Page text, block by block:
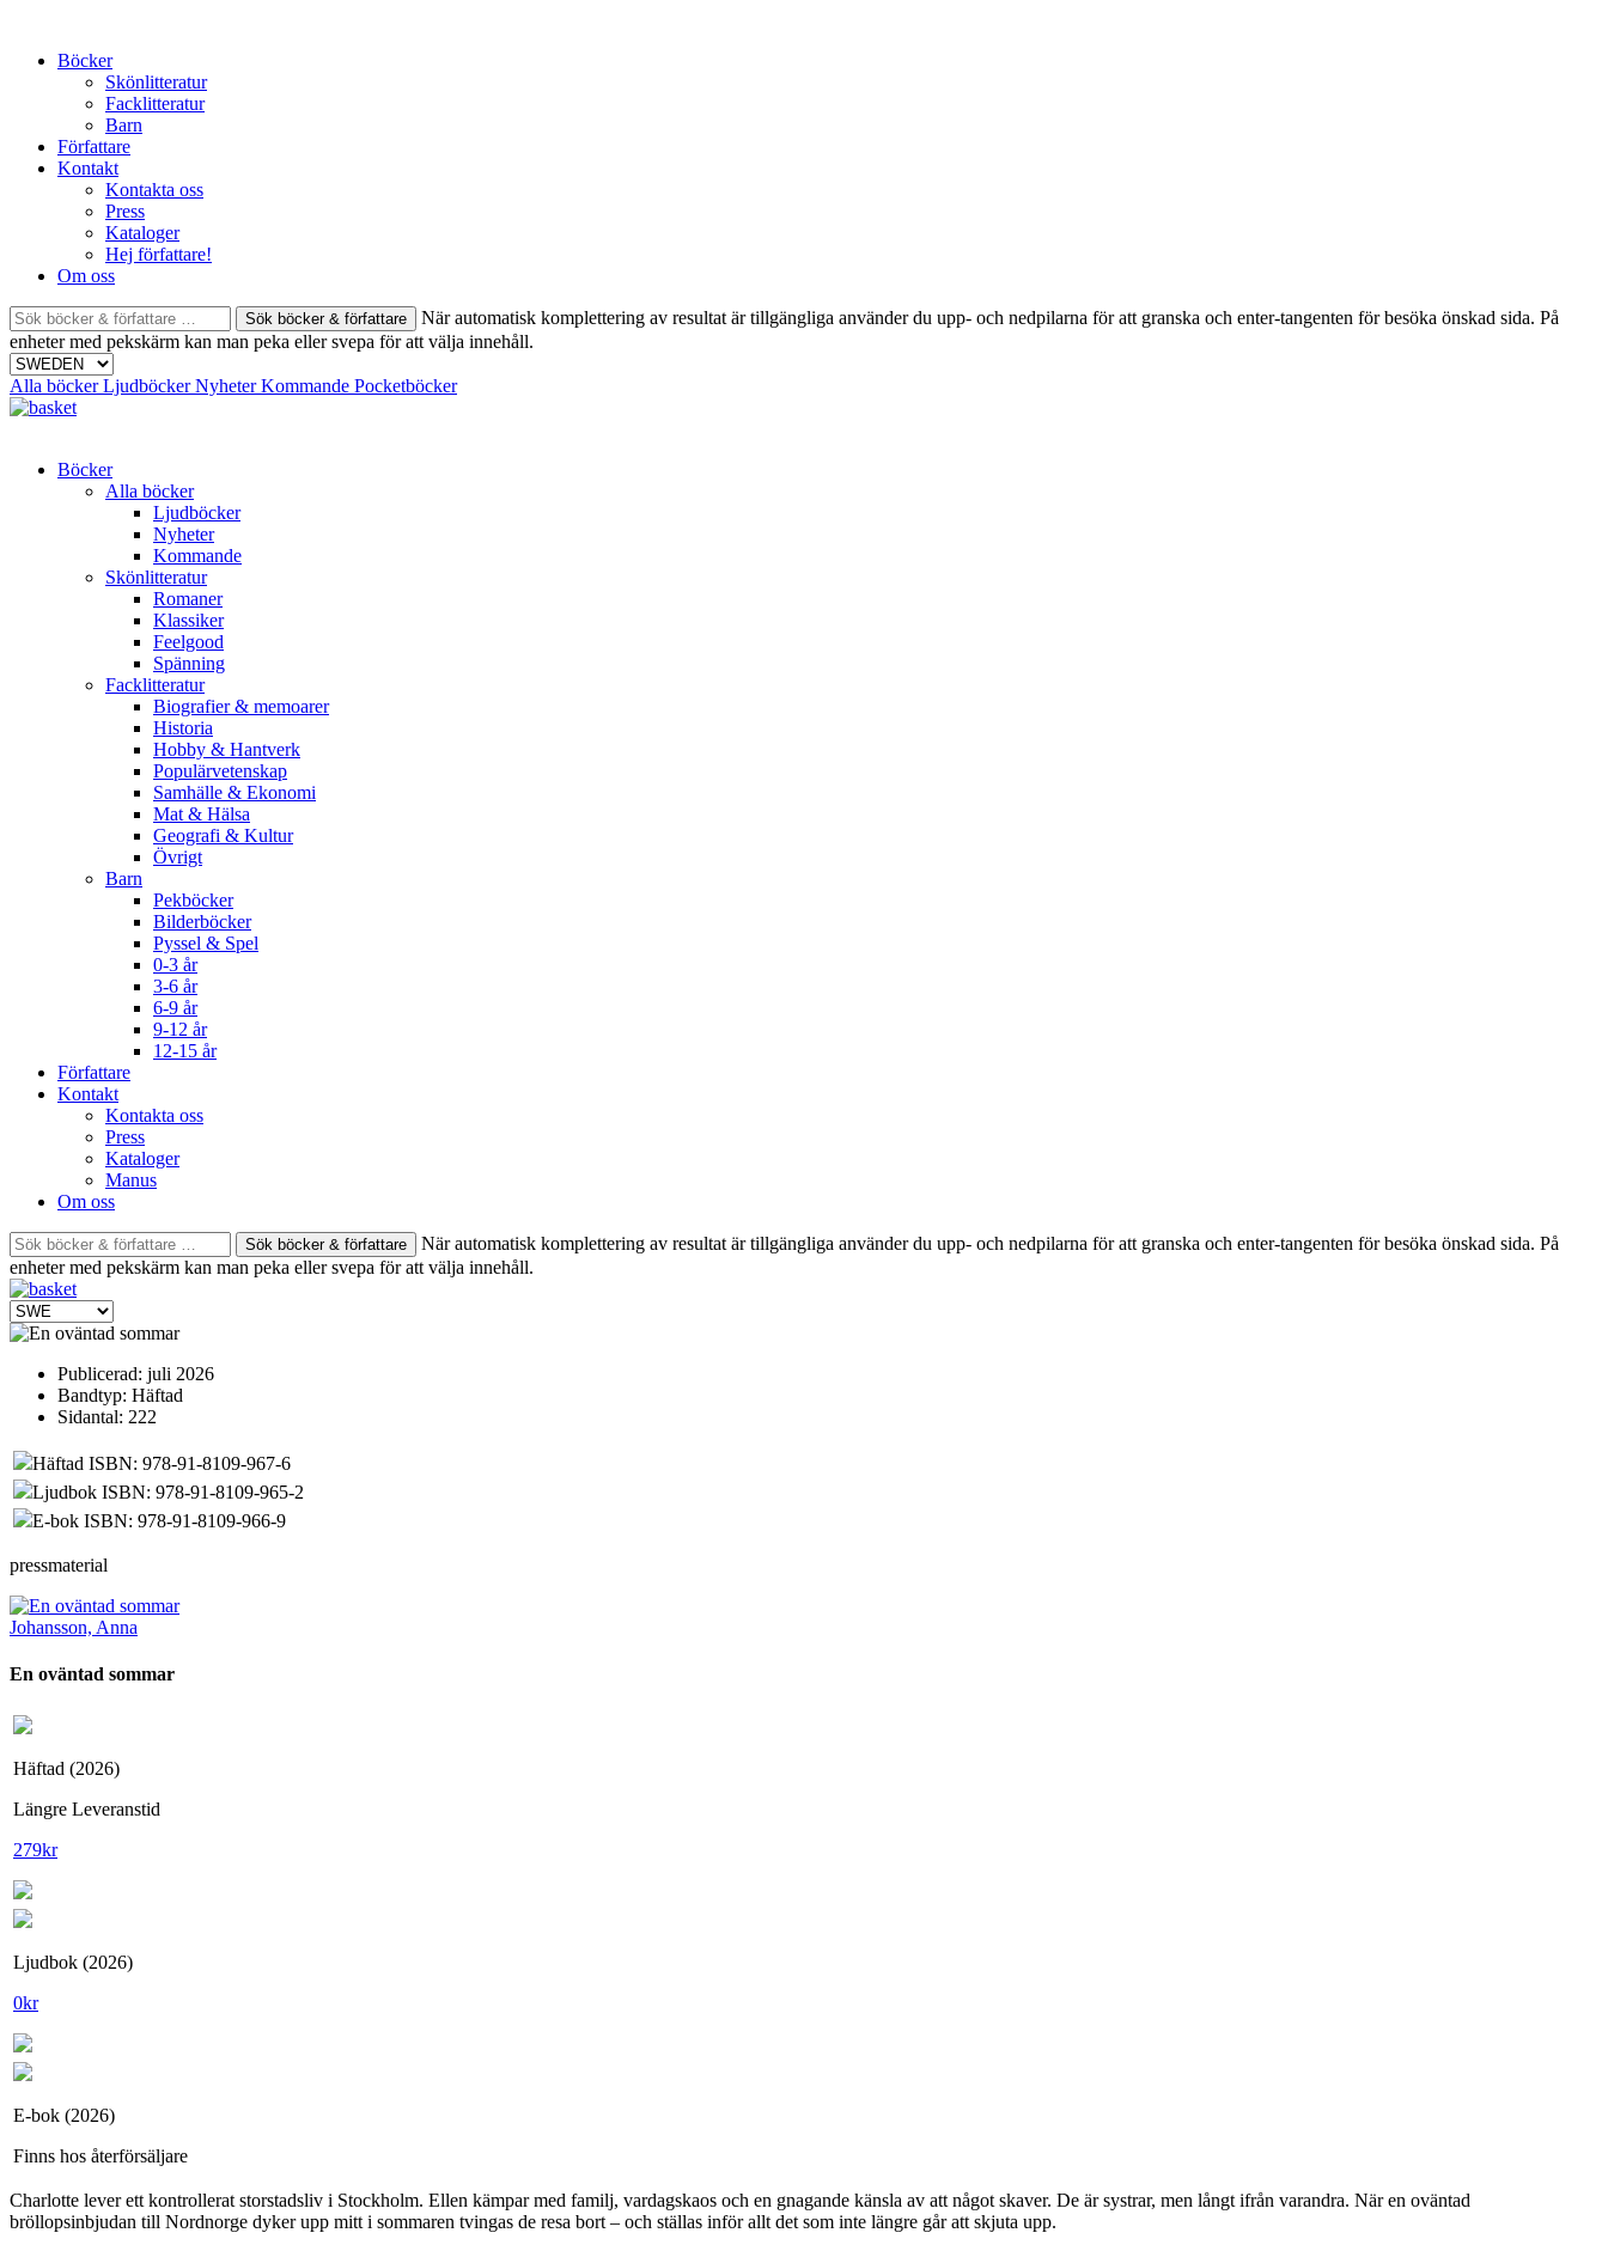
contentBöcker
Skönlitteratur
Facklitteratur
Barn
Författare
Kontakt
Kontakta oss
Press
Kataloger
Hej författare!
Om oss
Sök
böcker
&
författare
efter:
När automatisk komplettering av resultat är tillgängliga använder du upp- och nedpilarna för att granska och enter-tangenten för besöka önskad sida. På
enheter med pekskärm kan man peka eller svepa för att välja innehåll.
Alla böckerLjudböckerNyheterKommande Pocketböcker
Böcker
Alla böcker
Ljudböcker
Nyheter
Kommande
Skönlitteratur
Romaner
Klassiker
Feelgood
Spänning
Facklitteratur
Biografier & memoarer
Historia
Hobby & Hantverk
Populärvetenskap
Samhälle & Ekonomi
Mat & Hälsa
Geografi & Kultur
Övrigt
Barn
Pekböcker
Bilderböcker
Pyssel & Spel
0-3 år
3-6 år
6-9 år
9-12 år
12-15 år
Författare
Kontakt
Kontakta oss
Press
Kataloger
Manus
Om oss
Sök
böcker
&
författare
efter:
När automatisk komplettering av resultat är tillgängliga använder du upp- och nedpilarna för att granska och enter-tangenten för besöka önskad sida. På
enheter med pekskärm kan man peka eller svepa för att välja innehåll.
Publicerad: juli 2026
Bandtyp: Häftad
Sidantal: 222
Häftad ISBN: 978-91-8109-967-6
Ljudbok ISBN: 978-91-8109-965-2
E-bok ISBN: 978-91-8109-966-9
pressmaterial
Johansson, Anna
En oväntad sommar
Häftad (2026)
Längre Leveranstid
279kr
Ljudbok (2026)
0kr
E-bok (2026)
Finns hos återförsäljare
Charlotte lever ett kontrollerat storstadsliv i Stockholm. Ellen kämpar med familj, vardagskaos och en gnagande känsla av att något skaver. De är systrar, men långt ifrån varandra. När en oväntad
bröllopsinbjudan till Nordnorge dyker upp mitt i sommaren tvingas de resa bort – och ställas inför allt det som inte längre går att skjuta upp.